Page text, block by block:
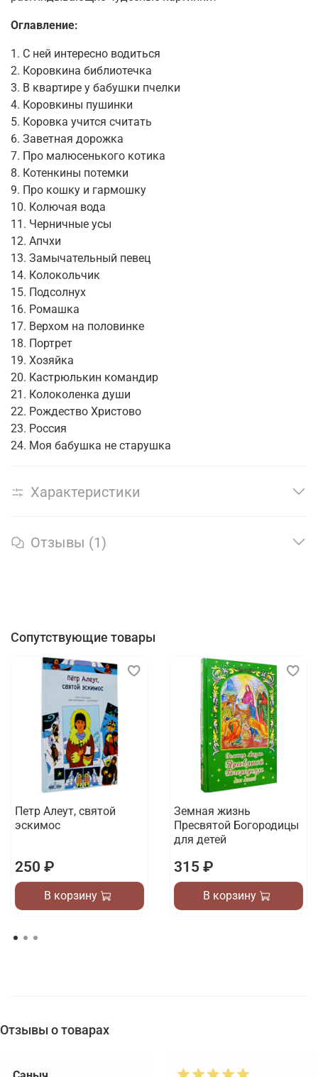
Оглавление:
1. С ней интересно водиться
2. Коровкина библиотечка
3. В квартире у бабушки пчелки
4. Коровкины пушинки
5. Коровка учится считать
6. Заветная дорожка
7. Про малюсенького котика
8. Котенкины потемки
9. Про кошку и гармошку
10. Колючая вода
11. Черничные усы
12. Апчхи
13. Замычательный певец
14. Колокольчик
15. Подсолнух
16. Ромашка
17. Верхом на половинке
18. Портрет
19. Хозяйка
20. Кастрюлькин командир
21. Колоколенка души
22. Рождество Христово
23. Россия
24. Моя бабушка не старушка
Характеристики
Отзывы (1)
Сопутствующие товары
Петр Алеут, святой
эскимос
250 ₽
В корзину
Земная жизнь
Пресвятой Богородицы
для детей
315 ₽
В корзину
Отзывы о товарах